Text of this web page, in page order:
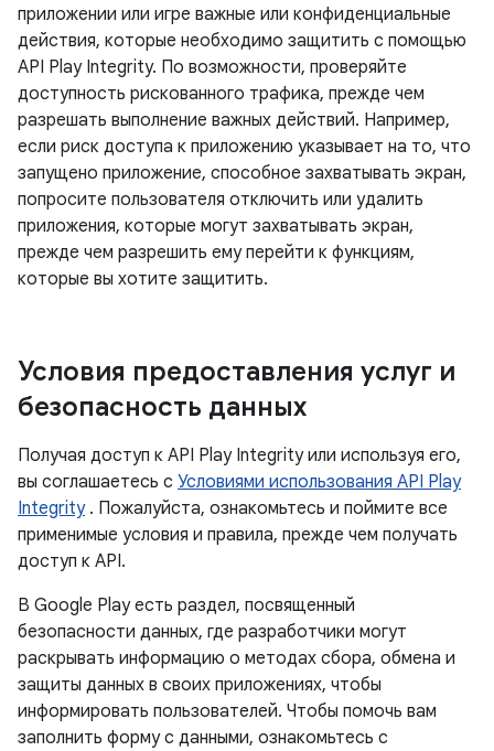
приложении или игре важные или конфиденциальные
действия, которые необходимо защитить с помощью
API Play Integrity. По возможности, проверяйте
доступность рискованного трафика, прежде чем
разрешать выполнение важных действий. Например,
если риск доступа к приложению указывает на то, что
запущено приложение, способное захватывать экран,
попросите пользователя отключить или удалить
приложения, которые могут захватывать экран,
прежде чем разрешить ему перейти к функциям,
которые вы хотите защитить.
Условия предоставления услуг и
безопасность данных
Получая доступ к API Play Integrity или используя его,
вы соглашаетесь с Условиями использования API Play
Integrity. Пожалуйста, ознакомьтесь и поймите все
применимые условия и правила, прежде чем получать
доступ к API.
В Google Play есть раздел, посвященный
безопасности данных, где разработчики могут
раскрывать информацию о методах сбора, обмена и
защиты данных в своих приложениях, чтобы
информировать пользователей. Чтобы помочь вам
заполнить форму с данными, ознакомьтесь с